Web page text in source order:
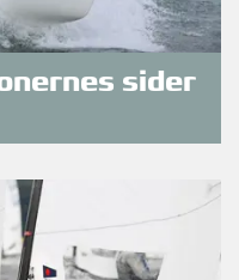
sider